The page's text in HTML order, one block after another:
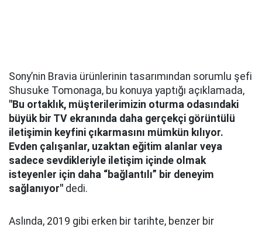
Sony’nin Bravia ürünlerinin tasarımından sorumlu şefi
Shusuke Tomonaga, bu konuya yaptığı açıklamada,
"Bu ortaklık, müşterilerimizin oturma odasındaki
büyük bir TV ekranında daha gerçekçi görüntülü
iletişimin keyfini çıkarmasını mümkün kılıyor.
Evden çalışanlar, uzaktan eğitim alanlar veya
sadece sevdikleriyle iletişim içinde olmak
isteyenler için daha “bağlantılı” bir deneyim
sağlanıyor" dedi.
Aslında, 2019 gibi erken bir tarihte, benzer bir